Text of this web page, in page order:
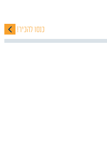
כנסו להכיר!